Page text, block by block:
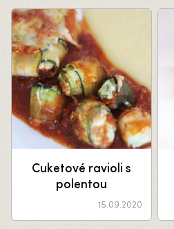
Cuketové ravioli s
polentou
15.09.2020